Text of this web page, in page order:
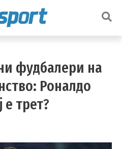
фудбалери на
Роналдо
е трет?